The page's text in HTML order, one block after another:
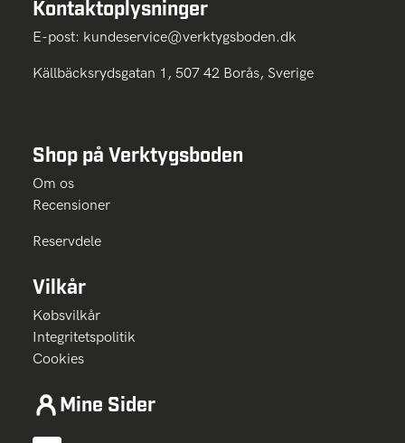
Kontaktoplysninger
E-post: kundeservice@verktygsboden.dk
Källbäcksrydsgatan 1, 507 42 Borås, Sverige
Shop på Verktygsboden
Om os
Recensioner
Reservdele
Vilkår
Købsvilkår
Integritetspolitik
Cookies
Mine Sider